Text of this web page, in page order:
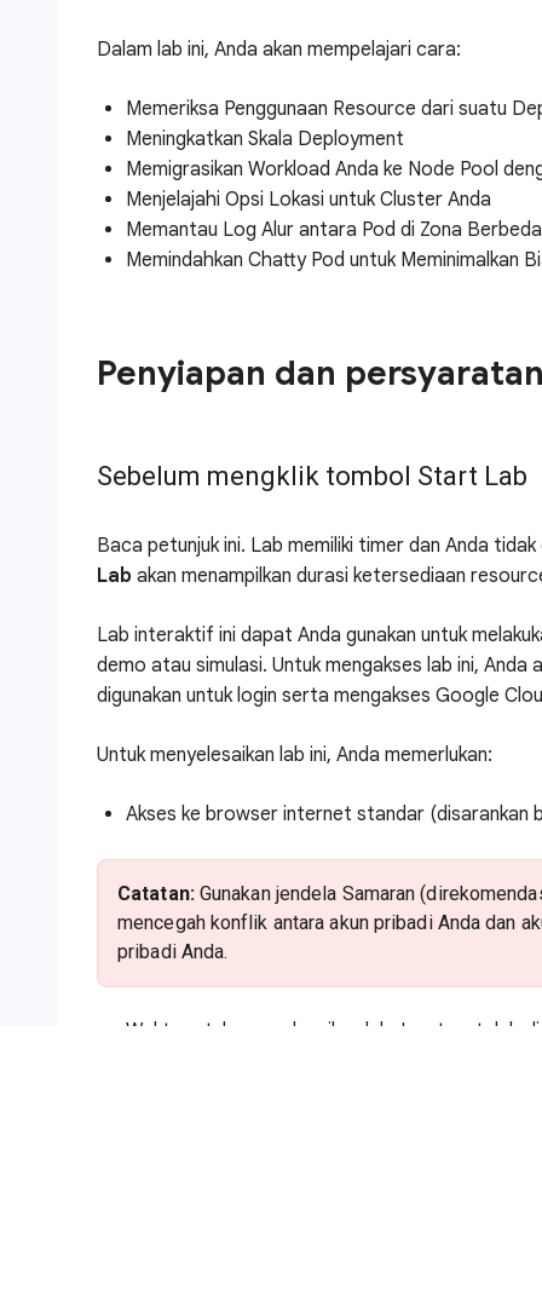
Dalam lab ini, Anda akan mempelajari cara:
Memeriksa Penggunaan Resource dari suatu
Meningkatkan Skala Deployment
Memigrasikan Workload Anda ke Node Pool
Menjelajahi Opsi Lokasi untuk Cluster Anda
Memantau Log Alur antara Pod di Zona Berbeda
Memindahkan Chatty Pod untuk Meminimalkan
Penyiapan dan
Sebelum mengklik tombol Start Lab
Baca petunjuk ini. Lab memiliki timer dan Anda
Lab akan menampilkan durasi ketersediaan
Lab interaktif ini dapat Anda gunakan untuk
demo atau simulasi. Untuk mengakses lab ini,
digunakan untuk login serta mengakses Google
Untuk menyelesaikan lab ini, Anda memerlukan:
Akses ke browser internet standar (disarankan
Catatan:Gunakan jendela Samaran
mencegah konflik antara akun pribadi Anda dan
pribadi Anda.
Waktu untuk menyelesaikan lab. Ingat, setelah